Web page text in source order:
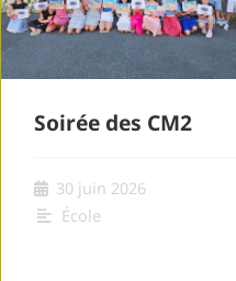
Soirée des CM2
30 juin 2026
École